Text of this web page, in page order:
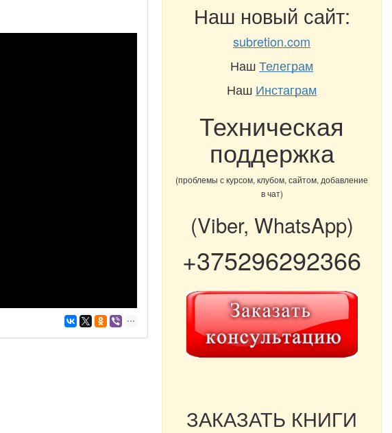
Наш новый сайт:
subretion.com
НашТелеграм
Наш Инстаграм
Техническая
поддержка
(проблемы с курсом, клубом, сайтом, добавление
в чат)
(Viber, WhatsApp)
+375296292366
ЗАКАЗАТЬ КНИГИ